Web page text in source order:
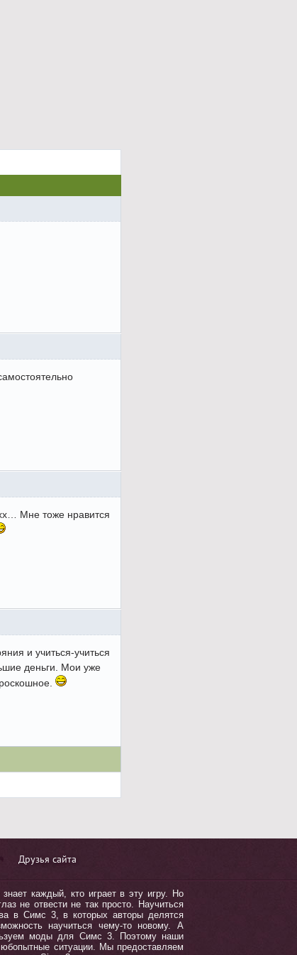
Мне тоже нравится
и учиться-учиться
деньги. Мои уже
Друзья сайта
каждый, кто играет в эту игру. Но
не отвести не так просто. Научиться
в Симс 3, в которых авторы делятся
научиться чему-то новому. А
моды для Симс 3. Поэтому наши
ситуации. Мы предоставляем